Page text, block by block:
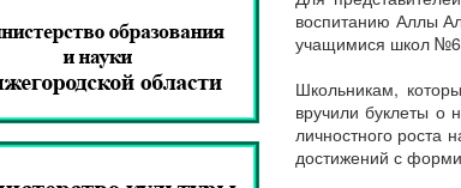
воспитанию Аллы
учащимися школ
Школьникам,
вручили буклеты о
личностного роста
достижений с